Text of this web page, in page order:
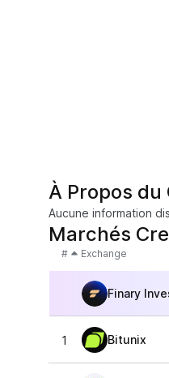
À Propos du
Aucune information
Marchés
# Exchange
Finary
1 Bitunix